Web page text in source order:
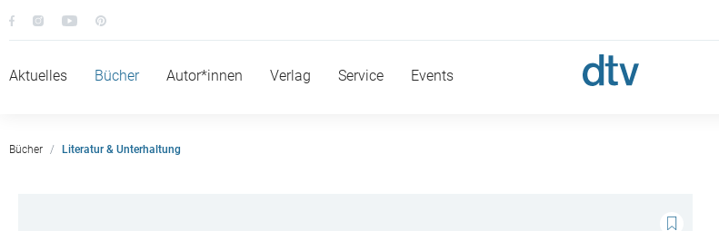
Aktuelles Bücher Autor*innen Verlag Service Events
Bücher Literatur & Unterhaltung